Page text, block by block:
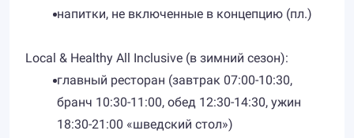
напитки, не включенные в концепцию (пл.)
Local & Healthy All Inclusive (в зимний сезон):
главный ресторан (завтрак 07:00-10:30,
бранч 10:30-11:00, обед 12:30-14:30, ужин
18:30-21:00 «шведский стол»)